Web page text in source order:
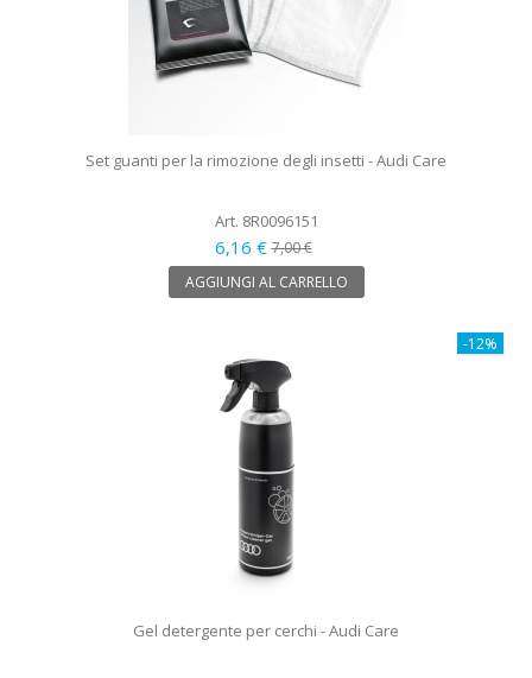
Set guanti per la rimozione degli insetti - Audi Care
Art. 8R0096151
6,16 €7,00 €
AGGIUNGI AL CARRELLO
-12%
Gel detergente per cerchi - Audi Care